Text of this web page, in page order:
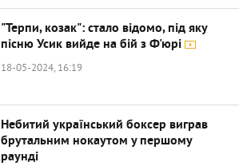
"Терпи, козак": стало відомо, під яку
пісню Усик вийде на бій з Ф'юрі
18-05-2024, 16:19
Небитий український боксер виграв
брутальним нокаутом у першому
раунді